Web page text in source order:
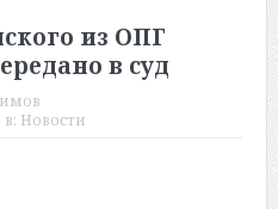
из ОПГ
в суд
в: Новости